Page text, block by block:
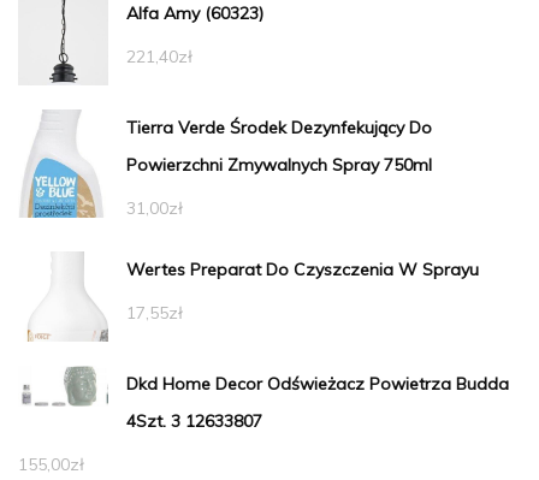
Alfa Amy (60323)
221,40zł
Tierra Verde Środek Dezynfekujący Do
Powierzchni Zmywalnych Spray 750ml
31,00zł
Wertes Preparat Do Czyszczenia W Sprayu
17,55zł
Dkd Home Decor Odświeżacz Powietrza Budda
4Szt. 3 12633807
155,00zł